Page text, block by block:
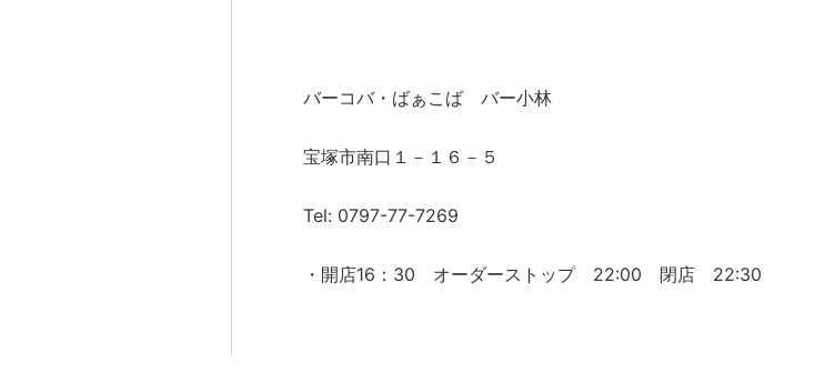
バーコバ・ばぁこば バー小林
宝塚市南口１－１６－５
Tel: 0797-77-7269
・開店16：30 オーダーストップ 22:00 閉店 22:30